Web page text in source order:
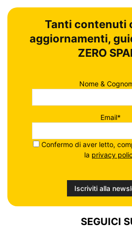
Tanti contenuti
aggiornamenti,
ZERO
Nome &
Email*
Confermo di aver letto,
la privacy
SEGUICI